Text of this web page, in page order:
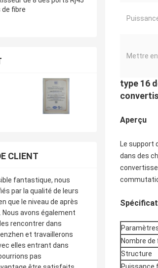
fibre
CLIENT
fantastique, nous
par la qualité de leurs
que le niveau de après
Nous avons également
rencontrer dans
et travaillerons
elles entrant dans
pas
Mettre
type 16
Aperçu
Le support
dans des
Nombre
Structure
Puissance